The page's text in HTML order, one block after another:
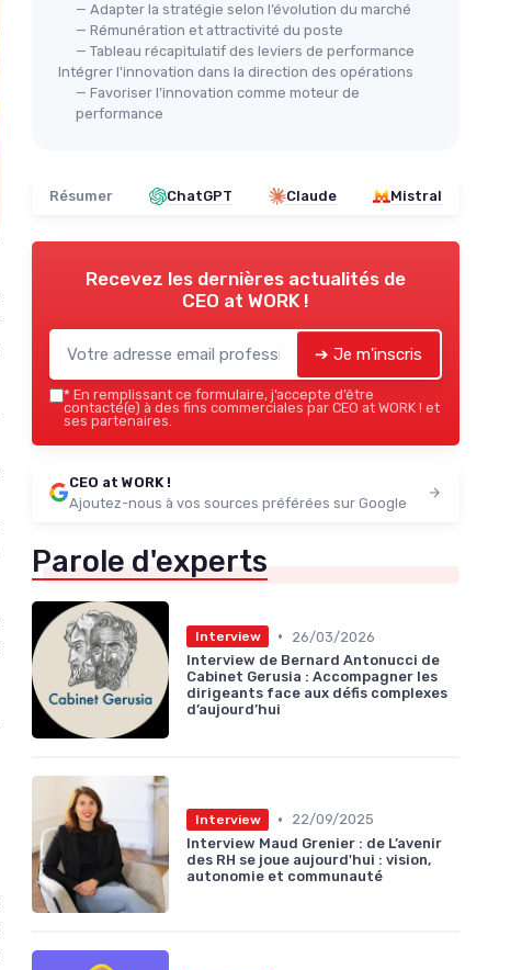
— Adapter la stratégie selon l’évolution du marché
— Rémunération et attractivité du poste
— Tableau récapitulatif des leviers de performance
Intégrer l'innovation dans la direction des opérations
— Favoriser l’innovation comme moteur de
performance
Résumer ChatGPT Claude Mistral
Recevez les dernières actualités de
CEO at WORK !
➔ Je m'inscris
* En remplissant ce formulaire, j’accepte d’être
contacté(e) à des fins commerciales par CEO at WORK ! et
ses partenaires.
CEO at WORK !
Ajoutez-nous à vos sources préférées sur Google
Parole d'experts
Interview •
26/03/2026
Interview de Bernard Antonucci de
Cabinet Gerusia : Accompagner les
dirigeants face aux défis complexes
d’aujourd’hui
Interview •
22/09/2025
Interview Maud Grenier : de L’avenir
des RH se joue aujourd'hui : vision,
autonomie et communauté